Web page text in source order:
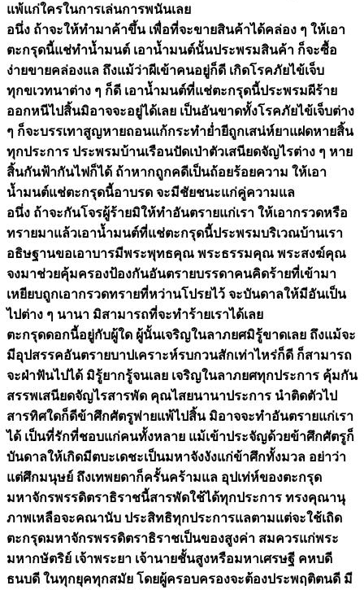
แพ้แก่ใครในการเล่นการพนันเลย
อนึ่ง ถ้าจะให้ทำมาค้าขึ้น เพื่อที่จะขายสินค้าได้คล่อง ๆ ให้เอา
ตะกรุดนี้แช่ทำน้ำมนต์ เอาน้ำมนต์นั้นประพรมสินค้า ก็จะซื้อ
ง่ายขายคล่องแล ถึงแม้ว่าผีเข้าคนอยู่ก็ดี เกิดโรคภัยไข้เจ็บ
ทุกขเวทนาต่าง ๆ ก็ดี เอาน้ำมนต์ที่แช่ตะกรุดนี้ประพรมผีร้าย
ออกหนีไปสิ้นมิอาจจะอยู่ได้เลย เป็นอันขาดทั้งโรคภัยไข้เจ็บต่าง
ๆ ก็จะบรรเทาสูญหายถอนแก้กระทำย่ำยีถูกเสน่ห์ยาแฝดหายสิ้น
ทุกประการ ประพรมบ้านเรือนปัดเป่าตัวเสนียดจัญไรต่าง ๆ หาย
สิ้นกันฟ้ากันไฟก็ได้ ถ้าหากถูกคดีเป็นถ้อยร้อยความ ให้เอา
น้ำมนต์แช่ตะกรุดนี้อาบรด จะมีชัยชนะแก่คู่ความแล
อนึ่ง ถ้าจะกันโจรผู้ร้ายมิให้ทำอันตรายแก่เรา ให้เอากรวดหรือ
ทรายมาแล้วเอาน้ำมนต์ที่แช่ตะกรุดนี้ประพรมบริเวณบ้านเรา
อธิษฐานขอเอาบารมีพระพุทธคุณ พระธรรมคุณ พระสงฆ์คุณ
จงมาช่วยคุ้มครองป้องกันอันตรายบรรดาคนคิดร้ายที่เข้ามา
เหยียบถูกเอากรวดทรายที่หว่านโปรยไว้ จะบันดาลให้มีอันเป็น
ไปต่าง ๆ นานา มิสามารถที่จะทำร้ายเราได้เลย
ตะกรุดดอกนี้อยู่กับผู้ใด ผู้นั้นเจริญในลาภยศมิรู้ขาดเลย ถึงแม้จะ
มีอุปสรรคอันตรายบาปเคราะห์รบกวนสักเท่าไหร่ก็ดี ก็สามารถ
จะฝ่าฟันไปได้ มิรู้ยากรู้จนเลย เจริญในลาภยศทุกประการ คุ้มกัน
สรรพเสนียดจัญไรสารพัด คุณไสยนานาประการ นำติดตัวไป
สารทิศใดก็ดีข้าศึกศัตรูพ่ายแพ้ไปสิ้น มิอาจจะทำอันตรายแก่เรา
ได้ เป็นที่รักที่ชอบแก่คนทั้งหลาย แม้เข้าประจัญด้วยข้าศึกศัตรูก็
บันดาลให้เกิดมีตบะเดชะเป็นมหาจังงังแก่ข้าศึกทั้งมวล อย่าว่า
แต่ศึกมนุษย์ ถึงเทพยดาก็ครั้นคร้ามแล อุปเท่ห์ของตะกรุด
มหาจักรพรรดิตราธิราชนี้สารพัดใช้ได้ทุกประการ ทรงคุณานุ
ภาพเหลือจะคณานับ ประสิทธิทุกประการแลตามแต่จะใช้เถิด
ตะกรุดมหาจักรพรรดิตราธิราชเป็นของสูงค่า สมควรแก่พระ
มหากษัตริย์ เจ้าพระยา เจ้านายชั้นสูงหรือมหาเศรษฐี คหบดี
ธนบดี ในทุกยุคทุกสมัย โดยผู้ครอบครองจะต้องประพฤติตนดี มี